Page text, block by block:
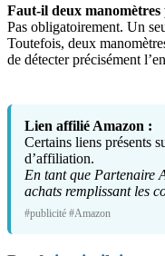
Faut-il deux
Pas obligatoirement. Un
Toutefois, deux
de détecter précisément
Lien affilié Amazon :
Certains liens présents
d’affiliation.
En tant que Partenaire
achats remplissant les
#publicité #Amazon